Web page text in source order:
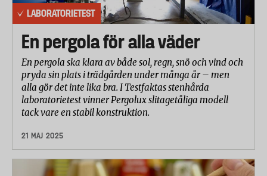
görs både visuellt och med hjälp av ett digitalt
bildanalysinstrument.
Disken består av följande bärare:
Blå tallrikar i melamin
Svarta glastallrikar
Svarta porslinstallrikar
Bestick av rostfritt stål
LABORATORIETEST
En pergola för alla väder
En pergola ska klara av både sol, regn, snö och vind och
pryda sin plats i trädgården under många år – men
alla gör det inte lika bra. I Testfaktas stenhårda
laboratorietest vinner Pergolux slitagetåliga modell
tack vare en stabil konstruktion.
21 MAJ 2025